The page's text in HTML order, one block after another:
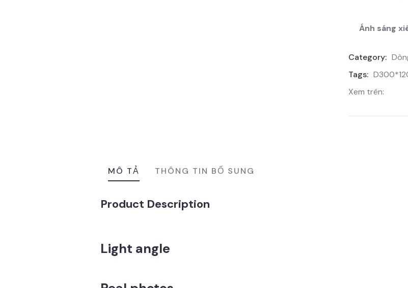
Ánh sáng
Category:
Tags:
Xem trên:
MÔ TẢ THÔNG TIN BỔ SUNG
Product Description
Light angle